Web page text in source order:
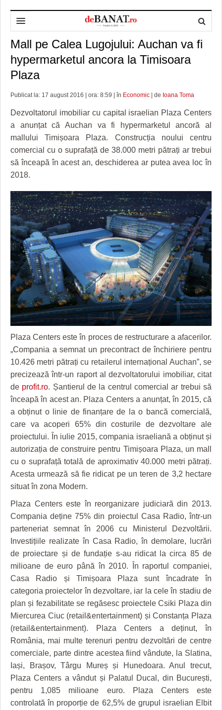
HOME
DESPRE NOI
POLITICA DE CONFIDENȚIALITATE
ADMINISTRAȚIE
PREFECTURA TIMIŞ
POLI TIMISOARA
FOTBAL JUDETEAN
ALTE SPORTURI
OPINII
DOSARELE DEBANAT
ETICA LUCIDITĂȚII ASISTATE
ZÂMBETE AMARE
GRĂDINA TAICII DOMNULUI
ZIARISTU’ DE TERASĂ
CU OIŞTEA-N KIERKEGAARD
FINANŢĂRI DE LA A LA Z
PE SURSE
TIMP LIBER ȘI CULTURĂ
TIMP LIBER
CULTURA
CRONICĂ DE FILM
UNDE MERGEM
FILME DOCUMENTARE
CLIPURI VIDEO
JOCURI ONLINE
ECONOMIC
MAI MULTE
ACCIDENTE
ANUNŢURI
INFO SI UTILE
CULTURA
INVATAMANT
JUSTITIE
FILME DOCUMENTARE
CLIPURI VIDEO
JOCURI ONLINE
DIVERSE
FARMACII DIN TIMIŞOARA
HARTA TIMIŞOAREI
LICEE, ŞCOLI ŞI GRĂDINIŢE DIN TIMIŞ
PRIMĂRIILE DIN TIMIŞ
SFATURI JURIDICE
Mall pe Calea Lugojului: Auchan va fi
hypermarketul ancora la Timisoara
Plaza
Publicat la: 17 august 2016 | ora: 8:59 | în Economic | de Ioana Toma
Dezvoltatorul imobiliar cu capital israelian Plaza Centers
a anunțat că Auchan va fi hypermarketul ancoră al
mallului Timișoara Plaza. Construcția noului centru
comercial cu o suprafață de 38.000 metri pătrați ar trebui
să înceapă în acest an, deschiderea ar putea avea loc în
2018.
Plaza Centers este în proces de restructurare a afacerilor.
„Compania a semnat un precontract de închiriere pentru
10.426 metri pătrați cu retailerul internațional Auchan”, se
precizează într-un raport al dezvoltatorului imobiliar, citat
de profit.ro. Șantierul de la centrul comercial ar trebui să
înceapă în acest an. Plaza Centers a anunțat, în 2015, că
a obținut o linie de finanțare de la o bancă comercială,
care va acoperi 65% din costurile de dezvoltare ale
proiectului. În iulie 2015, compania israeliană a obținut și
autorizația de construire pentru Timișoara Plaza, un mall
cu o suprafață totală de aproximativ 40.000 metri pătrați.
Acesta urmează să fie ridicat pe un teren de 3,2 hectare
situat în zona Modern.
Plaza Centers este în reorganizare judiciară din 2013.
Compania deține 75% din proiectul Casa Radio, într-un
parteneriat semnat în 2006 cu Ministerul Dezvoltării.
Investițiile realizate în Casa Radio, în demolare, lucrări
de proiectare și de fundație s-au ridicat la circa 85 de
milioane de euro până în 2010. În raportul companiei,
Casa Radio și Timișoara Plaza sunt încadrate în
categoria proiectelor în dezvoltare, iar la cele în stadiu de
plan și fezabilitate se regăsesc proiectele Csiki Plaza din
Miercurea Ciuc (retail&entertainment) și Constanța Plaza
(retail&entertainment). Plaza Centers a deținut, în
România, mai multe terenuri pentru dezvoltări de centre
comerciale, parte dintre acestea fiind vândute, la Slatina,
Iași, Brașov, Târgu Mureș și Hunedoara. Anul trecut,
Plaza Centers a vândut și Palatul Ducal, din București,
pentru 1,085 milioane euro. Plaza Centers este
controlată în proporție de 62,5% de grupul israelian Elbit